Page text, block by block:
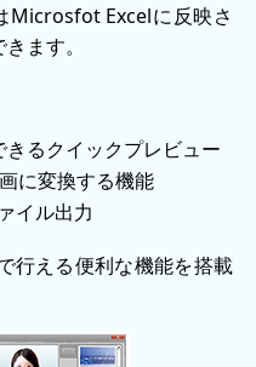
Microsfot Excelに反映さ
ます。
るクイックプレビュー
に変換する機能
イル出力
行える便利な機能を搭載